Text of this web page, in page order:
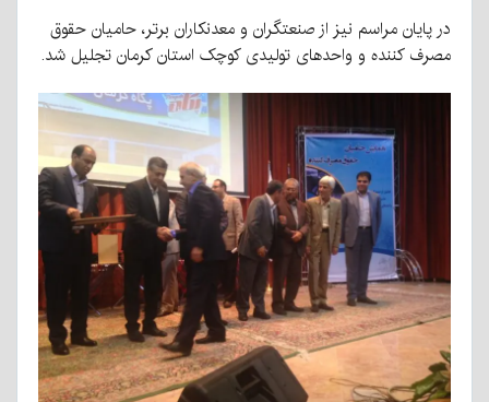
در پایان مراسم نیز از صنعتگران و معدنکاران برتر، حامیان حقوق
مصرف کننده و واحدهای تولیدی کوچک استان کرمان تجلیل شد.